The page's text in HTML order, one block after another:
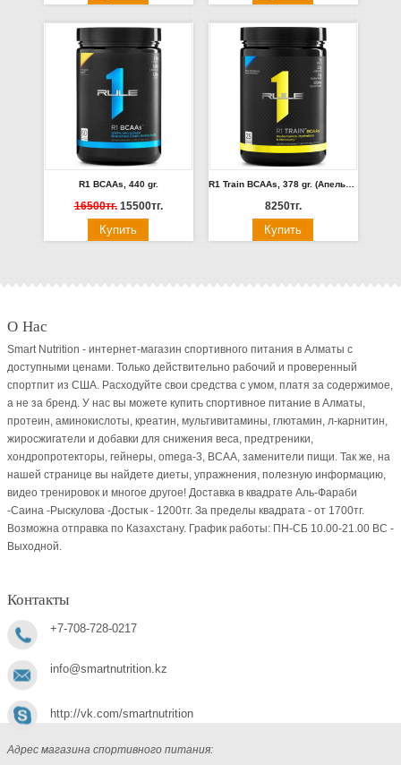
R1 BCAAs, 440 gr.
16500тг. 15500тг.
R1 Train BCAAs, 378 gr. (Апельсин, пунш, Яблоко, Виноград)
8250тг.
О Нас
Smart Nutrition - интернет-магазин спортивного питания в Алматы с
доступными ценами. Только действительно рабочий и проверенный
спортпит из США. Расходуйте свои средства с умом, платя за содержимое,
а не за бренд. У нас вы можете купить спортивное питание в Алматы,
протеин, аминокислоты, креатин, мультивитамины, глютамин, л-карнитин,
жиросжигатели и добавки для снижения веса, предтреники,
хондропротекторы, гейнеры, omega-3, BCAA, заменители пищи. Так же, на
нашей странице вы найдете диеты, упражнения, полезную информацию,
видео тренировок и многое другое! Доставка в квадрате Аль-Фараби
-Саина -Рыскулова -Достык - 1200тг. За пределы квадрата - от 1700тг.
Возможна отправка по Казахстану. График работы: ПН-СБ 10.00-21.00 ВC -
Выходной.
Контакты
+7-708-728-0217
info@smartnutrition.kz
http://vk.com/smartnutrition
Адрес магазина спортивного питания: